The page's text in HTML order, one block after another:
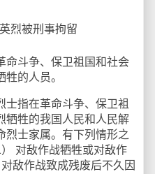
斗争、保卫祖国和社会
的人员。
指在革命斗争、保卫袓
牺牲的我国人民和人民解
烈士家属。有下列情形之
对敌作战牺牲或对敌作
敌作战致成残废后不久因